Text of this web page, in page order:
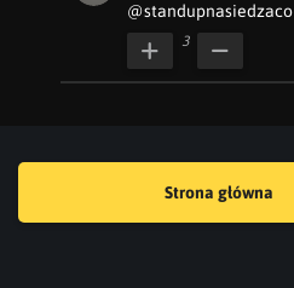
@standupnasiedzaco
3
Strona główna